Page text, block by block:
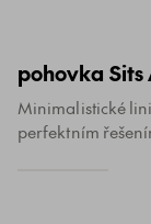
pohovka Sits
Minimalistické
perfektním